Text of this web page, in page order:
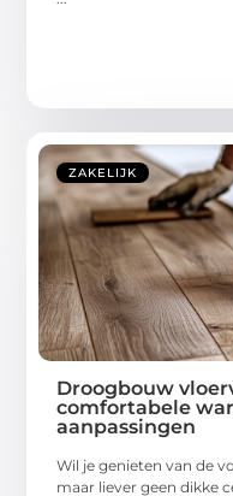
ZAKELIJK
Droogbouw
comfortabele
aanpassingen
Wil je genieten van de
maar liever geen dikke